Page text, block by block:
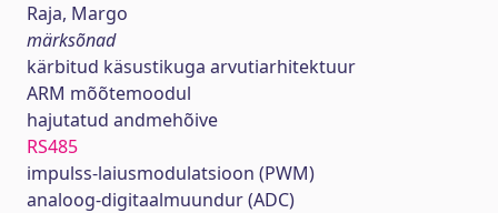
Raja, Margo
märksõnad
kärbitud käsustikuga arvutiarhitektuur
ARM mõõtemoodul
hajutatud andmehõive
RS485
impulss-laiusmodulatsioon (PWM)
analoog-digitaalmuundur (ADC)